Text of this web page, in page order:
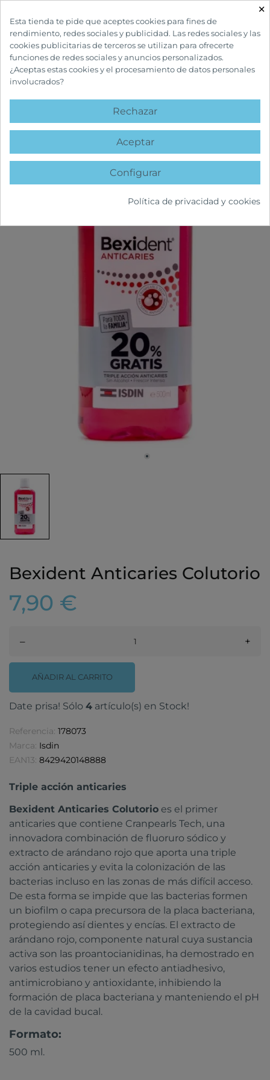
INICIO CUIDADOS BUCALES
favorite
Bexident Anticaries Colutorio
7,90 €
– +
AÑADIR AL CARRITO
Date prisa! Sólo 4 artículo(s) en Stock!
Referencia: 178073
Marca: Isdin
EAN13: 8429420148888
Triple acción anticaries
Bexident Anticaries Colutorio es el primer
anticaries que contiene Cranpearls Tech, una
innovadora combinación de fluoruro sódico y
extracto de arándano rojo que aporta una triple
acción anticaries y evita la colonización de las
bacterias incluso en las zonas de más difícil acceso.
De esta forma se impide que las bacterias formen
un biofilm o capa precursora de la placa bacteriana,
protegiendo así dientes y encías. El extracto de
arándano rojo, componente natural cuya sustancia
activa son las proantocianidinas, ha demostrado en
varios estudios tener un efecto antiadhesivo,
antimicrobiano y antioxidante, inhibiendo la
formación de placa bacteriana y manteniendo el pH
de la cavidad bucal.
Formato:
500 ml.
×
Esta tienda te pide que aceptes cookies para fines de
rendimiento, redes sociales y publicidad. Las redes sociales y las
cookies publicitarias de terceros se utilizan para ofrecerte
funciones de redes sociales y anuncios personalizados.
¿Aceptas estas cookies y el procesamiento de datos personales
involucrados?
Rechazar
Aceptar
Configurar
Política de privacidad y cookies